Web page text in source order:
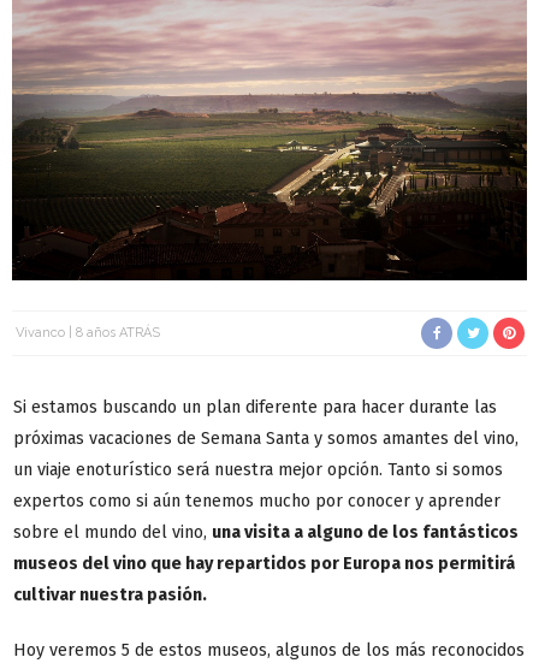
Vivanco 8 años ATRÁS
Si estamos buscando un plan diferente para hacer durante las
próximas vacaciones de Semana Santa y somos amantes del vino,
un viaje enoturístico será nuestra mejor opción. Tanto si somos
expertos como si aún tenemos mucho por conocer y aprender
sobre el mundo del vino, una visita a alguno de los fantásticos
museos del vino que hay repartidos por Europa nos permitirá
cultivar nuestra pasión.
Hoy veremos 5 de estos museos, algunos de los más reconocidos